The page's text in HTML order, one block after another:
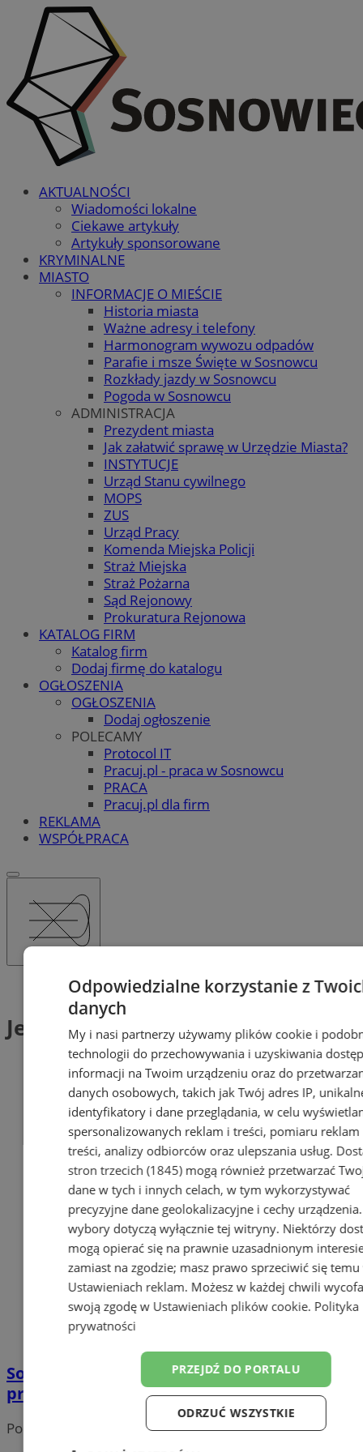
AKTUALNOŚCI
Wiadomości lokalne
Ciekawe artykuły
Artykuły sponsorowane
KRYMINALNE
MIASTO
INFORMACJE O MIEŚCIE
Historia miasta
Ważne adresy i telefony
Harmonogram wywozu odpadów
Parafie i msze Święte w Sosnowcu
Rozkłady jazdy w Sosnowcu
Pogoda w Sosnowcu
ADMINISTRACJA
Prezydent miasta
Jak załatwić sprawę w Urzędzie Miasta?
INSTYTUCJE
Urząd Stanu cywilnego
MOPS
ZUS
Urząd Pracy
Komenda Miejska Policji
Straż Miejska
Straż Pożarna
Sąd Rejonowy
Prokuratura Rejonowa
KATALOG FIRM
Katalog firm
Dodaj firmę do katalogu
OGŁOSZENIA
OGŁOSZENIA
Dodaj ogłoszenie
POLECAMY
Protocol IT
Pracuj.pl - praca w Sosnowcu
PRACA
Pracuj.pl dla firm
REKLAMA
WSPÓŁPRACA
Tag: Jeden z Dziesięciu
Jeden z Dziesięciu (1)
Sosnowiczanin niemal pobił rekord
programu "Jeden z Dziesięciu"!
Portal należy do sieci
Odpowiedzialne korzystanie z
danych
My i nasi partnerzy używamy plików cookie i
technologii do przechowywania i uzyskiwania
informacji na Twoim urządzeniu oraz do
danych osobowych, takich jak Twój adres IP,
identyfikatory i dane przeglądania, w celu
spersonalizowanych reklam i treści, pomiaru reklam
treści, analizy odbiorców oraz ulepszania usług.
stron trzecich (1845)mogą również przetwarzać
dane w tych i innych celach, w tym wykorzystywać
precyzyjne dane geolokalizacyjne i cechy
wybory dotyczą wyłącznie tej witryny. Niektórzy
mogą opierać się na prawnie uzasadnionym
zamiast na zgodzie; masz prawo sprzeciwić się temu
Ustawieniach reklam. Możesz w każdej chwili
swoją zgodę w Ustawieniach plików cookie. Polityka
prywatności
PRZEJDŹ DO PORTALU
ODRZUĆ WSZYSTKIE